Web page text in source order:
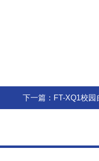
下一篇： FT-XQ1校